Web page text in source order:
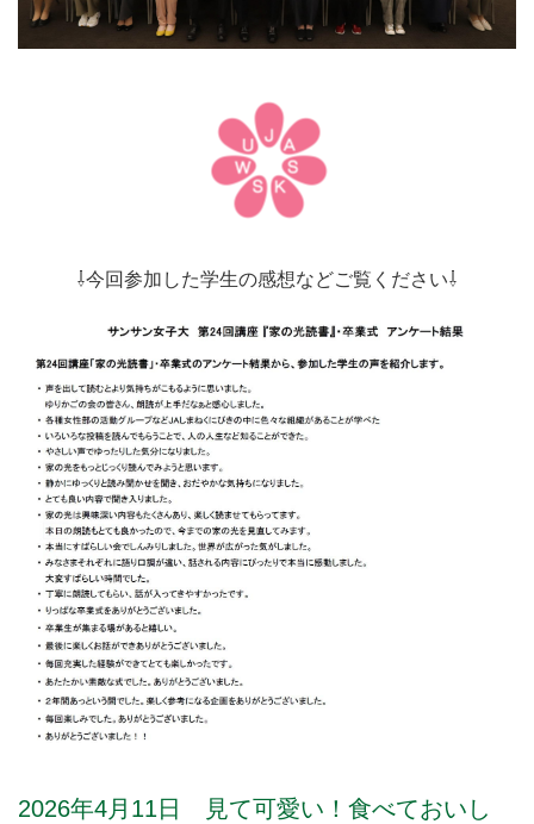
⇩今回参加した学生の感想などご覧ください⇩
2026年4月11日 見て可愛い！食べておいし